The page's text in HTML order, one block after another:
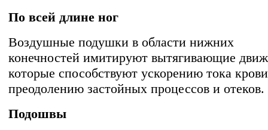
По всей длине ног
Воздушные подушки в области нижних
конечностей имитируют вытягивающие
которые способствуют ускорению тока
преодолению застойных процессов и отеков.
Подошвы